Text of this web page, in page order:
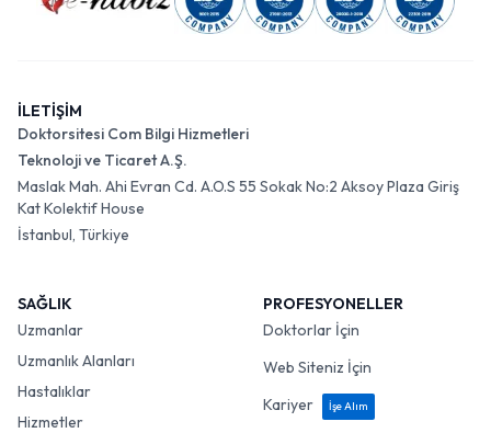
İLETİŞİM
Doktorsitesi Com Bilgi Hizmetleri
Teknoloji ve Ticaret A.Ş.
Maslak Mah. Ahi Evran Cd. A.O.S 55 Sokak No:2 Aksoy Plaza Giriş
Kat Kolektif House
İstanbul, Türkiye
SAĞLIK
Uzmanlar
Uzmanlık Alanları
Hastalıklar
Hizmetler
PROFESYONELLER
Doktorlar İçin
Web Siteniz İçin
Kariyer
İşe Alım